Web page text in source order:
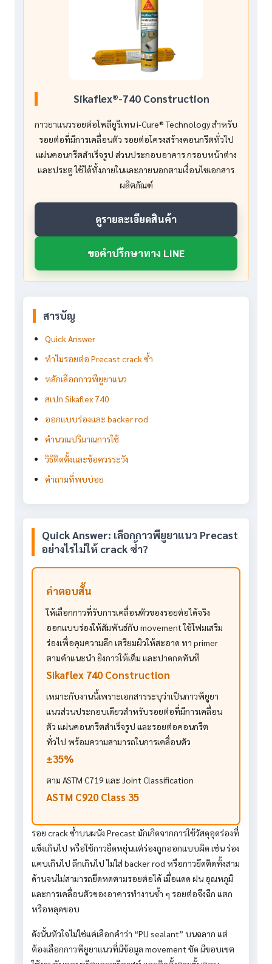
Sikaflex®-740 Construction
กาวยาแนวรอยต่อโพลียูรีเทน i-Cure® Technology สำหรับ
รอยต่อที่มีการเคลื่อนตัว รอยต่อโครงสร้างคอนกรีตทั่วไป
แผ่นคอนกรีตสำเร็จรูป ส่วนประกอบอาคาร กรอบหน้าต่าง
และประตู ใช้ได้ทั้งภายในและภายนอกตามเงื่อนไขเอกสาร
ผลิตภัณฑ์
ดูรายละเอียดสินค้า
ขอคำปรึกษาทาง LINE
สารบัญ
Quick Answer
ทำไมรอยต่อ Precast crack ซ้ำ
หลักเลือกกาวพียูยาแนว
สเปก Sikaflex 740
ออกแบบร่องและ backer rod
คำนวณปริมาณการใช้
วิธีติดตั้งและข้อควรระวัง
คำถามที่พบบ่อย
Quick Answer: เลือกกาวพียูยาแนว Precast
อย่างไรไม่ให้ crack ซ้ำ?
คำตอบสั้น
ให้เลือกกาวที่รับการเคลื่อนตัวของรอยต่อได้จริง
ออกแบบร่องให้สัมพันธ์กับ movement ใช้โฟมเสริม
ร่องเพื่อคุมความลึก เตรียมผิวให้สะอาด ทา primer
ตามคำแนะนำ ยิงกาวให้เต็ม และปาดกดทันที
Sikaflex 740 Construction
เหมาะกับงานนี้เพราะเอกสารระบุว่าเป็นกาวพียูยา
แนวส่วนประกอบเดียวสำหรับรอยต่อที่มีการเคลื่อน
ตัว แผ่นคอนกรีตสำเร็จรูป และรอยต่อคอนกรีต
ทั่วไป พร้อมความสามารถในการเคลื่อนตัว
±35%
ตาม ASTM C719 และ Joint Classification
ASTM C920 Class 35
รอย crack ซ้ำบนผนัง Precast มักเกิดจากการใช้วัสดุอุดร่องที่
แข็งเกินไป หรือใช้กาวยืดหยุ่นแต่ร่องถูกออกแบบผิด เช่น ร่อง
แคบเกินไป ลึกเกินไป ไม่ใส่ backer rod หรือกาวยึดติดทั้งสาม
ด้านจนไม่สามารถยืดหดตามรอยต่อได้ เมื่อแดด ฝน อุณหภูมิ
และการเคลื่อนตัวของอาคารทำงานซ้ำ ๆ รอยต่อจึงฉีก แตก
หรือหลุดขอบ
ดังนั้นหัวใจไม่ใช่แค่เลือกคำว่า “PU sealant” บนฉลาก แต่
ต้องเลือกกาวพียูยาแนวที่มีข้อมูล movement ชัด มีขอบเขต